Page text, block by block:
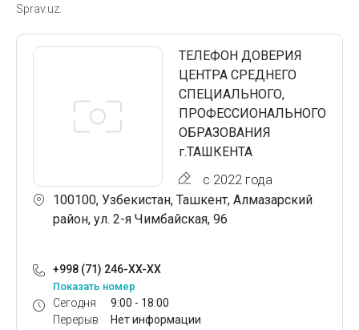
Sprav.uz.
ТЕЛЕФОН ДОВЕРИЯ
ЦЕНТРА СРЕДНЕГО
СПЕЦИАЛЬНОГО,
ПРОФЕССИОНАЛЬНОГО
ОБРАЗОВАНИЯ
г.ТАШКЕНТА
с 2022 года
100100, Узбекистан, Ташкент, Алмазарский
район, ул. 2-я Чимбайская, 96
+998 (71) 246-XX-XX
Показать номер
Сегодня
Перерыв
9:00 - 18:00
Нет информации